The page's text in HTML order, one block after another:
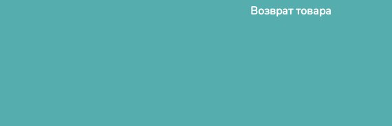
Возврат товара